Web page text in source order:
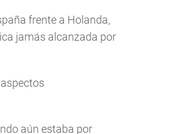
frente a Holanda,
jamás alcanzada por
aún estaba por